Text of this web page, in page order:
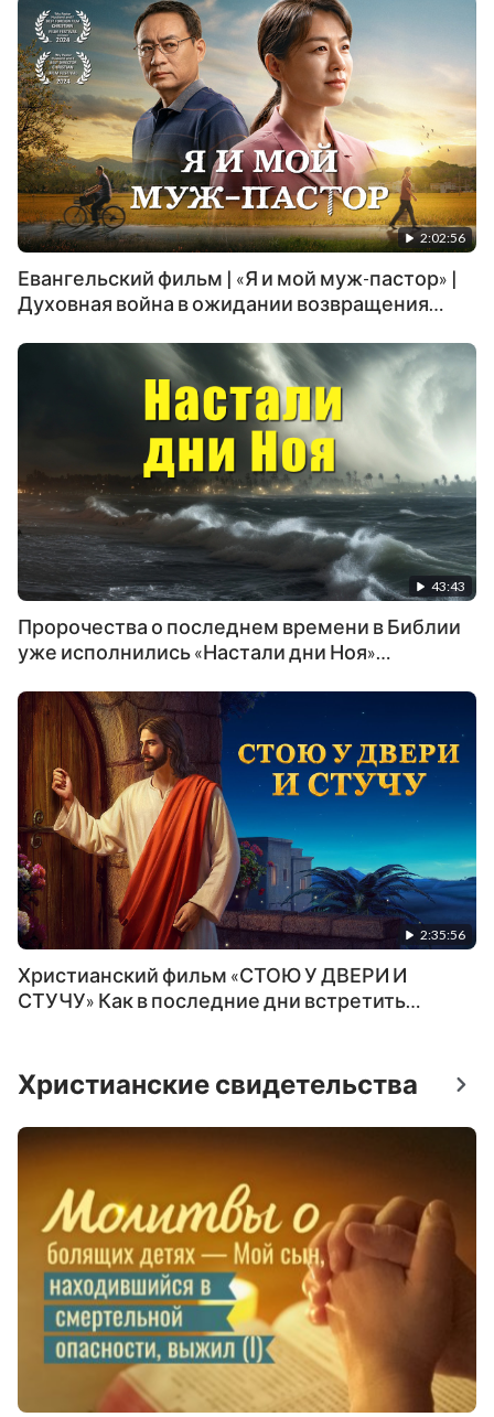
2:02:56
Евангельский фильм | «Я и мой муж-пастор» |
Духовная война в ожидании возвращения
43:43
Пророчества о последнем времени в Библии
уже исполнились «Настали дни Ноя»
2:35:56
Христианский фильм «СТОЮ У ДВЕРИ И
СТУЧУ» Как в последние дни встретить
Христианские свидетельства